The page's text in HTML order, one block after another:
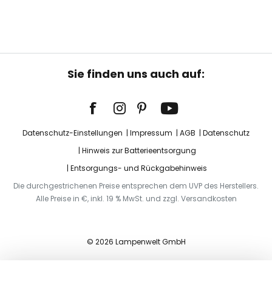
Sie finden uns auch auf:
Datenschutz-Einstellungen Impressum AGB
Datenschutz
Hinweis zur Batterieentsorgung
Entsorgungs- und Rückgabehinweis
Die durchgestrichenen Preise entsprechen dem UVP des Herstellers.
Alle Preise in €, inkl. 19 % MwSt. und zzgl. Versandkosten
© 2026 Lampenwelt GmbH